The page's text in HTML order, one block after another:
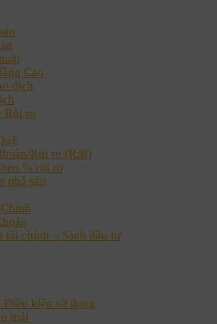
Cao
dịch
Rủi ro
Rủi ro (R:R)
% rủi ro
phá sản
tài chính – Sách đầu tư
kiện sử dụng
mật